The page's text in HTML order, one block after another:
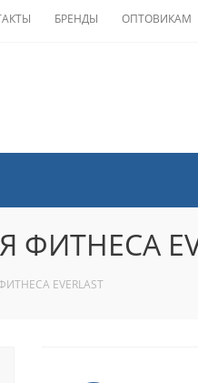
БРЕНДЫ ОПТОВИКАМ
EVERLAST